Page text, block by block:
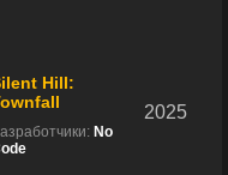
Hill:
No
2025